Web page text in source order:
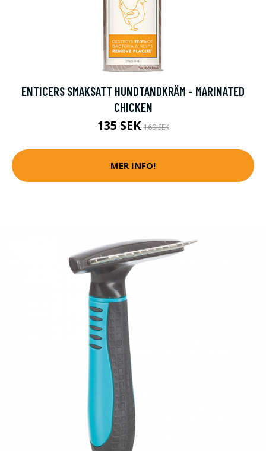
ENTICERS SMAKSATT HUNDTANDKRÄM - MARINATED
CHICKEN
135 SEK169 SEK
MER INFO!